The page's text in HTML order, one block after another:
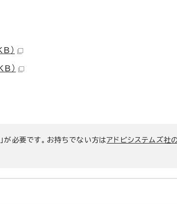
）
）
が必要です。お持ちでない方はアドビシステムズ社